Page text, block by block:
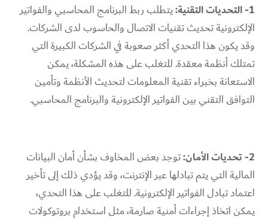
1- التحديات التقنية:
يتطلب ربط البرنامج المحاسبي والفواتير
الإلكترونية تحديث تقنيات الاتصال والحاسوب لدى الشركات.
وقد يكون هذا التحدي أكثر صعوبة في الشركات الكبيرة التي
تمتلك أنظمة معقدة. للتغلب على هذه المشكلة، يمكن
الاستعانة بخبراء تقنية المعلومات لتحديث الأنظمة وتأمين
التوافق التقني بين الفواتير الإلكترونية والبرنامج المحاسبي.
2- تحديات الأمان:
توجد بعض المخاوف بشأن أمان البيانات
المالية التي يتم تبادلها عبر الإنترنت، وقد يؤدي ذلك إلى تأخير
اعتماد تبادل الفواتير الإلكترونية. للتغلب على هذا التحدي،
يمكن اتخاذ إجراءات أمنية صارمة، مثل استخدام بروتوكولات